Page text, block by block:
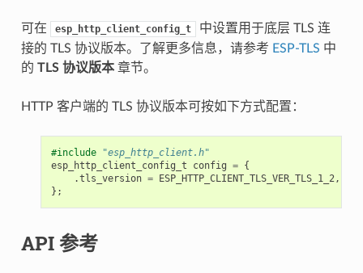
可在 esp_http_client_config_t
中设置用于底层 TLS 连
接的 TLS 协议版本。了解更多信息，请参考 ESP-TLS 中
的 TLS 协议版本章节。
HTTP 客户端的 TLS 协议版本可按如下方式配置：
#include
"esp_http_client.h"
esp_http_client_config_t
config = {
.tls_version = ESP_HTTP_CLIENT_TLS_VER_TLS_1_2,
};
API 参考